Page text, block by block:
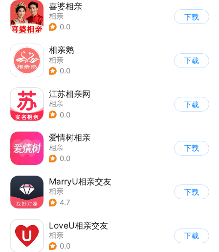
喜婆相亲
相亲
0.0
下载
相亲鹅
相亲
0.0
下载
江苏相亲网
相亲
0.0
下载
爱情树相亲
相亲
0.0
下载
MarryU相亲交友
相亲
4.7
下载
LoveU相亲交友
相亲
0.0
下载